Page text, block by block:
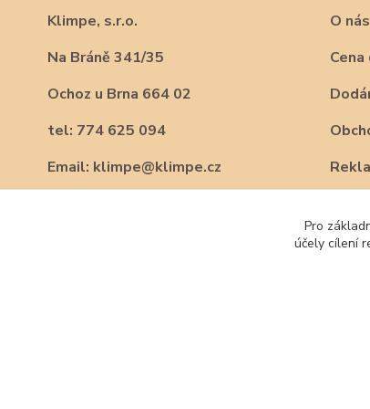
Klimpe, s.r.o.
Na Bráně 341/35
Ochoz u Brna 664 02
tel: 774 625 094
Email: klimpe@klimpe.cz
O nás
Pro
účely cílení